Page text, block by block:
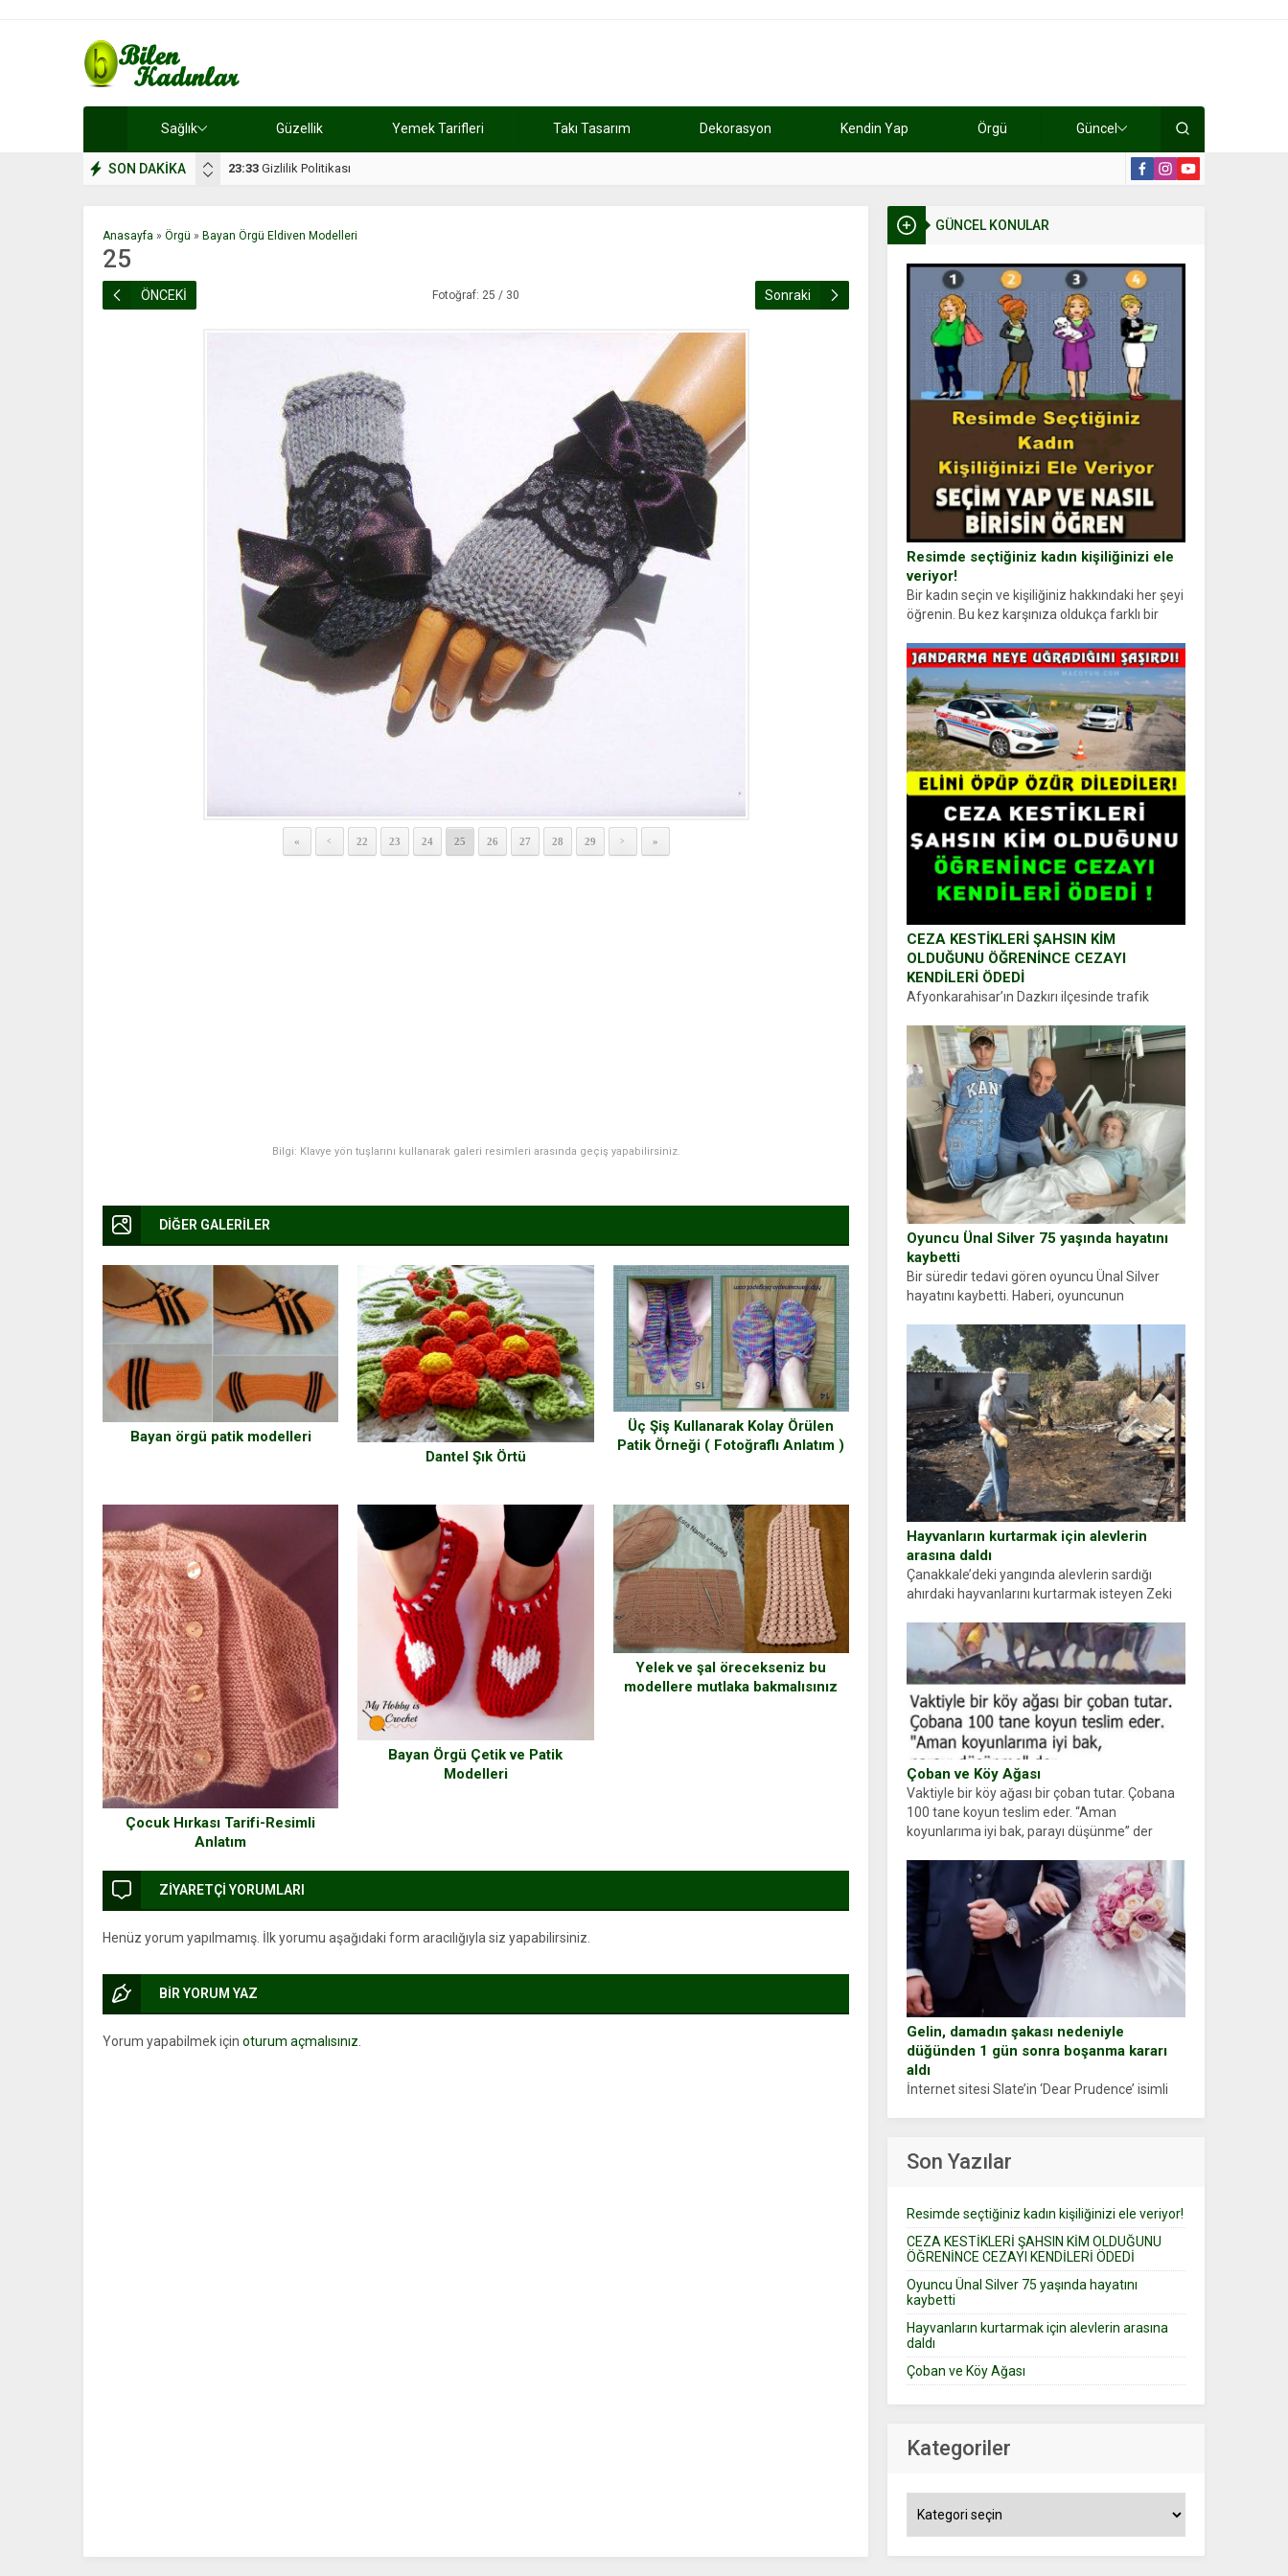
Sağlık Güzellik Yemek Tarifleri Takı Tasarım Dekorasyon Kendin Yap Örgü Güncel
SON DAKİKA 17:08 Dilan, düğününe 5 gün kala hayatını kaybetti
GÜNCEL KONULAR
Resimde seçtiğiniz kadın kişiliğinizi ele
veriyor!
Bir kadın seçin ve kişiliğiniz hakkındaki her şeyi
öğrenin. Bu kez karşınıza oldukça farklı bir
kadın figürlerinden dikkatinizi en...
CEZA KESTİKLERİ ŞAHSIN KİM
OLDUĞUNU ÖĞRENİNCE CEZAYI
KENDİLERİ ÖDEDİ
Afyonkarahisar’ın Dazkırı ilçesinde trafik
durdurdukları bir otomobilin sürücüsünden
ehliyet ve ruhsat sorup belgelerini istedi.
Sürücü Abdurrahman Ö.nün verdiği evraklarda
eksik olduğunu...
Oyuncu Ünal Silver 75 yaşında hayatını
kaybetti
Bir süredir tedavi gören oyuncu Ünal Silver
hayatını kaybetti. Haberi, oyuncunun
sosyal medya hesabında “Usta Oyuncumuz ve
çok değerli dostumuz...
Hayvanların kurtarmak için alevlerin
arasına daldı
Çanakkale’deki yangında alevlerin sardığı
ahırdaki hayvanlarını kurtarmak isteyen Zeki
ellerinde yanıklar oluşan Demir, kâbus dolu
anları anlattı… Merkeze bağlı...
Çoban ve Köy Ağası
Vaktiyle bir köy ağası bir çoban tutar. Çobana
100 tane koyun teslim eder. “Aman
koyunlarıma iyi bak, parayı düşünme” der
Gelin, damadın şakası nedeniyle
düğünden 1 gün sonra boşanma kararı
aldı
İnternet sitesi Slate’in ‘Dear Prudence’ isimli
Son Yazılar
Resimde seçtiğiniz kadın kişiliğinizi ele veriyor!
CEZA KESTİKLERİ ŞAHSIN KİM OLDUĞUNU
ÖĞRENİNCE CEZAYI KENDİLERİ ÖDEDİ
Oyuncu Ünal Silver 75 yaşında hayatını
kaybetti
Hayvanların kurtarmak için alevlerin arasına
daldı
Çoban ve Köy Ağası
Kategoriler
Anasayfa » Örgü » Bayan Örgü Eldiven Modelleri
25
ÖNCEKİ Fotoğraf: 25 / 30 Sonraki
« < 22 23 24 25 26 27 28 29 > »
Bilgi: Klavye yön tuşlarını kullanarak galeri resimleri arasında geçiş yapabilirsiniz.
DİĞER GALERİLER
Bayan örgü patik modelleri
Dantel Şık Örtü
Üç Şiş Kullanarak Kolay Örülen
Patik Örneği ( Fotoğraflı Anlatım )
Çocuk Hırkası Tarifi-Resimli
Anlatım
Bayan Örgü Çetik ve Patik
Modelleri
Yelek ve şal örecekseniz bu
modellere mutlaka bakmalısınız
ZİYARETÇİ YORUMLARI
Henüz yorum yapılmamış. İlk yorumu aşağıdaki form aracılığıyla siz yapabilirsiniz.
BİR YORUM YAZ
Yorum yapabilmek için oturum açmalısınız